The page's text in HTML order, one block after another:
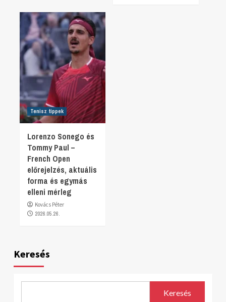
Tenisz tippek
Lorenzo Sonego és
Tommy Paul –
French Open
előrejelzés, aktuális
forma és egymás
elleni mérleg
Kovács Péter
2026.05.26.
Keresés
Keresés